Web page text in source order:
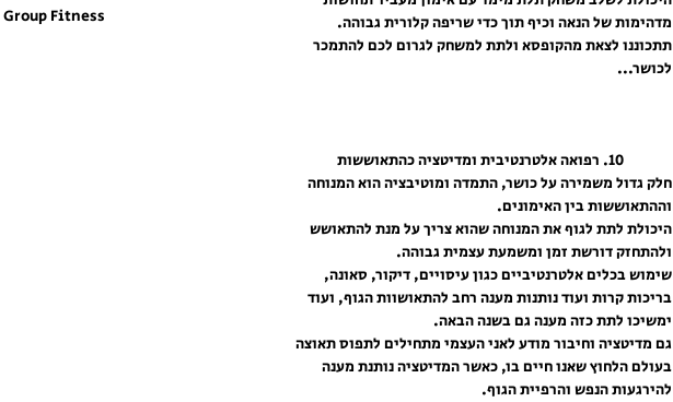
Group Fitness
מדהימות של הנאה וכיף תוך כדי שריפה קלורית גבוהה.
תתכוננו לצאת מהקופסא ולתת למשחק לגרום לכם להתמכר
לכושר...
10. רפואה אלטרנטיבית ומדיטציה כהתאוששות
חלק גדול משמירה על כושר, התמדה ומוטיבציה הוא המנוחה
וההתאוששות בין האימונים.
היכולת לתת לגוף את המנוחה שהוא צריך על מנת להתאושש
ולהתחזק דורשת זמן ומשמעת עצמית גבוהה.
שימוש בכלים אלטרנטיביים כגון עיסויים, דיקור, סאונה,
בריכות קרות ועוד נותנות מענה רחב להתאושוות הגוף, ועוד
ימשיכו לתת כזה מענה גם בשנה הבאה.
גם מדיטציה וחיבור מודע לאני העצמי מתחילים לתפוס תאוצה
בעולם הלחוץ שאנו חיים בו, כאשר המדיטציה נותנת מענה
להירגעות הנפש והרפיית הגוף.